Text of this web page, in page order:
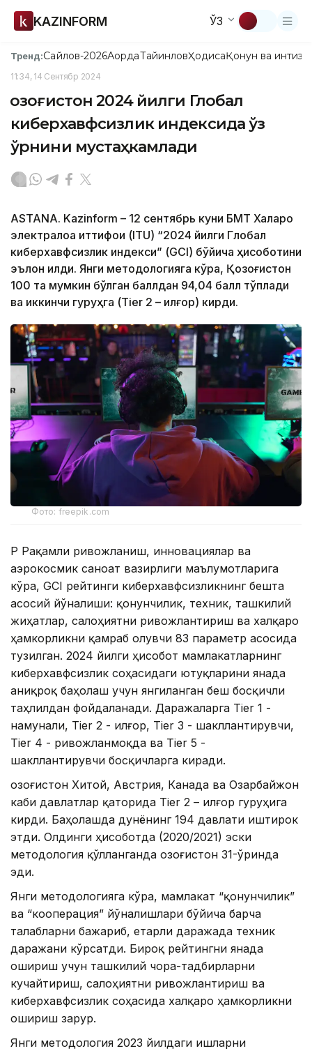
KAZINFORM ЎЗ
Тренд:Сайлов-2026АқордаТайинловҲодисаҚонун ва
11:34, 14 Сентябр 2024
Қозоғистон 2024 йилги Глобал
киберхавфсизлик индексида ўз
ўрнини мустаҳкамлади
ASTANA. Kazinform – 12 сентябрь куни БМТ Халқаро
электралоқа иттифоқи (ITU) “2024 йилги Глобал
киберхавфсизлик индекси” (GCI) бўйича ҳисоботини
эълон қилди. Янги методологияга кўра, Қозоғистон
100 та мумкин бўлган баллдан 94,04 балл тўплади
ва иккинчи гуруҳга (Tier 2 – илғор) кирди.
Фото: freepik.com
ҚР Рақамли ривожланиш, инновациялар ва
аэрокосмик саноат вазирлиги маълумотларига
кўра, GCI рейтинги киберхавфсизликнинг бешта
асосий йўналиши: қонунчилик, техник, ташкилий
жиҳатлар, салоҳиятни ривожлантириш ва халқаро
ҳамкорликни қамраб олувчи 83 параметр асосида
тузилган. 2024 йилги ҳисобот мамлакатларнинг
киберхавфсизлик соҳасидаги ютуқларини янада
аниқроқ баҳолаш учун янгиланган беш босқичли
таҳлилдан фойдаланади. Даражаларга Tier 1 -
намунали, Tier 2 - илғор, Tier 3 - шакллантирувчи,
Tier 4 - ривожланмоқда ва Tier 5 -
шакллантирувчи босқичларга киради.
Қозоғистон Хитой, Австрия, Канада ва Озарбайжон
каби давлатлар қаторида Tier 2 – илғор гуруҳига
кирди. Баҳолашда дунёнинг 194 давлати иштирок
этди. Олдинги ҳисоботда (2020/2021) эски
методология қўлланганда Қозоғистон 31-ўринда
эди.
Янги методологияга кўра, мамлакат “қонунчилик”
ва “кооперация” йўналишлари бўйича барча
талабларни бажариб, етарли даражада техник
даражани кўрсатди. Бироқ рейтингни янада
ошириш учун ташкилий чора-тадбирларни
кучайтириш, салоҳиятни ривожлантириш ва
киберхавфсизлик соҳасида халқаро ҳамкорликни
ошириш зарур.
Янги методология 2023 йилдаги ишларни